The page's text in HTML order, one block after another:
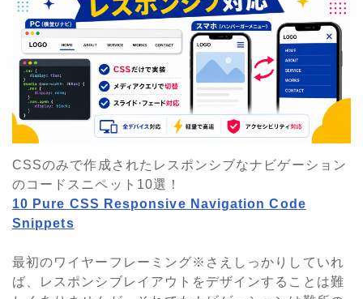
CSSのみで作成されたレスポンシブなナビゲーション
のコードスニペット10選！
10 Pure CSS Responsive Navigation Code
Snippets
最初のワイヤーフレーミング※さえしっかりしていれ
ば、レスポンシブレイアウトをデザインすることは難